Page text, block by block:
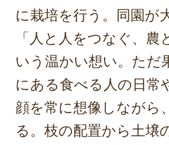
に栽培を行う。同園が
「人と人をつなぐ、
いう温かい想い。ただ
にある食べる人の日常
顔を常に想像しながら
る。枝の配置から土壌